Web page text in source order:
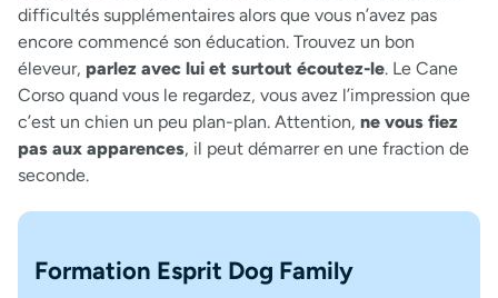
difficultés supplémentaires alors que vous n’avez pas
encore commencé son éducation. Trouvez un bon
éleveur, parlez avec lui et surtout écoutez-le. Le Cane
Corso quand vous le regardez, vous avez l’impression que
c’est un chien un peu plan-plan. Attention, ne vous fiez
pas aux apparences, il peut démarrer en une fraction de
seconde.
Formation Esprit Dog Family